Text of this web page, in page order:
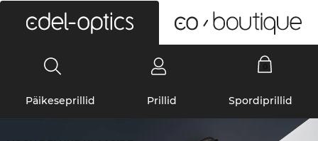
Päikeseprillid Prillid Spordiprillid